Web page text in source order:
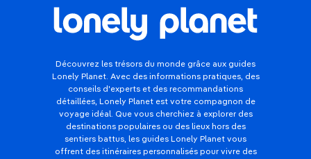
Découvrez les trésors du monde grâce aux guides
Lonely Planet. Avec des informations pratiques, des
conseils d'experts et des recommandations
détaillées, Lonely Planet est votre compagnon de
voyage idéal. Que vous cherchiez à explorer des
destinations populaires ou des lieux hors des
sentiers battus, les guides Lonely Planet vous
offrent des itinéraires personnalisés pour vivre des